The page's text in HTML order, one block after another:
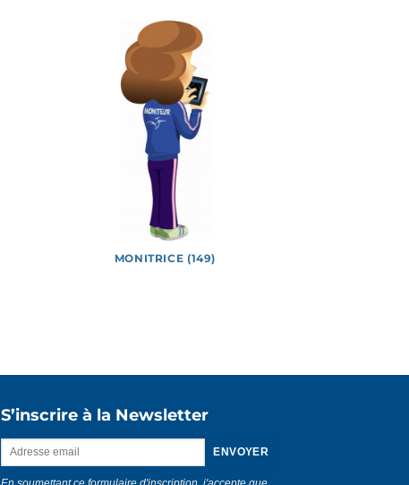
MONITRICE (149)
S’inscrire à la Newsletter